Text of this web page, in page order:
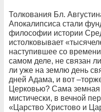
Толкования Бл.
Апокалипсиса стали
философии истории
истолковывает
наступившее со
самом деле, не связан
ли уже на землю день
дней Адама, и вот
Церковью? Сама
мистически, в вечной
«Царство Христово и